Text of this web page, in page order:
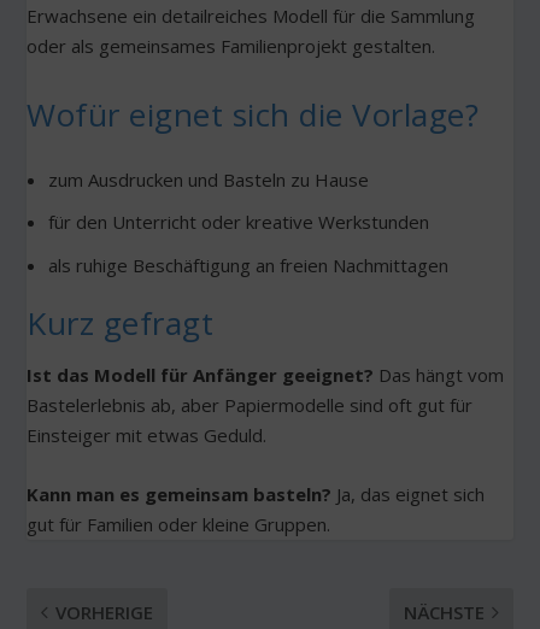
Erwachsene ein detailreiches Modell für die Sammlung
oder als gemeinsames Familienprojekt gestalten.
Wofür eignet sich die Vorlage?
zum Ausdrucken und Basteln zu Hause
für den Unterricht oder kreative Werkstunden
als ruhige Beschäftigung an freien Nachmittagen
Kurz gefragt
Ist das Modell für Anfänger geeignet? Das hängt vom
Bastelerlebnis ab, aber Papiermodelle sind oft gut für
Einsteiger mit etwas Geduld.
Kann man es gemeinsam basteln? Ja, das eignet sich
gut für Familien oder kleine Gruppen.
VORHERIGE NÄCHSTE